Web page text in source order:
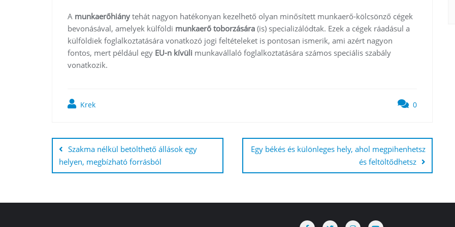
A munkaerőhiány tehát nagyon hatékonyan kezelhető olyan minősített munkaerő-kölcsönző cégek
bevonásával, amelyek külföldi munkaerő toborzására (is) specializálódtak. Ezek a cégek ráadásul a
külföldiek foglalkoztatására vonatkozó jogi feltételeket is pontosan ismerik, ami azért nagyon
fontos, mert például egy EU-n kívüli munkavállaló foglalkoztatására számos speciális szabály
vonatkozik.
Krek 0
Bejegyzés
navigáció
Szakma nélkül betölthető állások egy
helyen, megbízható forrásból
Egy békés és különleges hely, ahol megpihenhetsz
és feltöltődhetsz